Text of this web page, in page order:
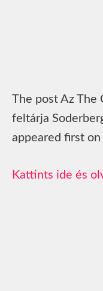
The post Az The
feltárja
appeared first on